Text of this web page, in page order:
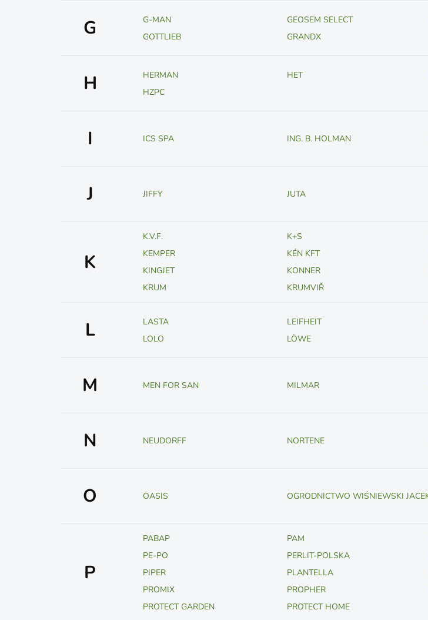
G G-MAN GEOSEM SELECT
GOTTLIEB
GRANDX
H HERMAN HET
HZPC
I ICS SPA ING. B. HOLMAN
J JIFFY JUTA
K
K.V.F. K+S
KEMPER
KÉN KFT
KINGJET
KONNER
KRUM
KRUMVIŘ
L LASTA LEIFHEIT
LOLO
LÖWE
M MEN FOR SAN MILMAR
N NEUDORFF NORTENE
O OASIS OGRODNICTWO WIŚNIEWSKI
P
PABAP PAM
PE-PO
PERLIT-POLSKA
PIPER
PLANTELLA
PROMIX
PROPHER
PROTECT GARDEN
PROTECT HOME